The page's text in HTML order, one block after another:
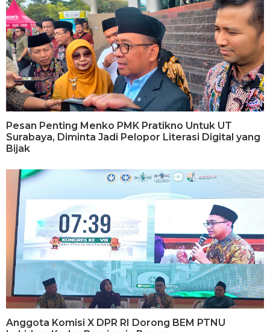
Pesan Penting Menko PMK Pratikno Untuk UT
Surabaya, Diminta Jadi Pelopor Literasi Digital yang
Bijak
Anggota Komisi X DPR RI Dorong BEM PTNU